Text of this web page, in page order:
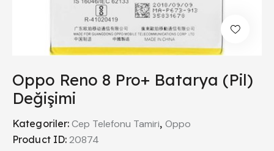
Oppo Reno 8 Pro+ Batarya (Pil)
Değişimi
Kategoriler:Cep Telefonu Tamiri, Oppo
Product ID:20874